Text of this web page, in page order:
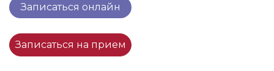
Записаться онлайн
Записаться на прием